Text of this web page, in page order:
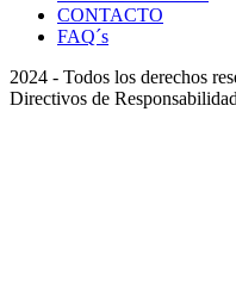
CONTACTO
FAQ´s
2024 - Todos los derechos
Directivos de